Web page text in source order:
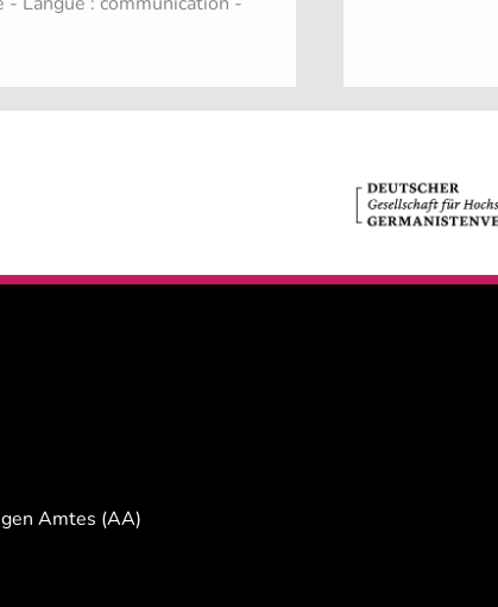
Amtes (AA)